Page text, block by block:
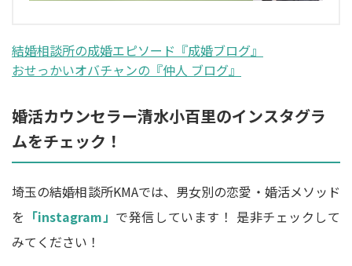
結婚相談所の成婚エピソード『成婚ブログ』
おせっかいオバチャンの『仲人 ブログ』
婚活カウンセラー清水小百里のインスタグラ
ムをチェック！
埼玉の結婚相談所KMAでは、男女別の恋愛・婚活メソッド
を 「instagram」 で発信しています！ 是非チェックして
みてください！